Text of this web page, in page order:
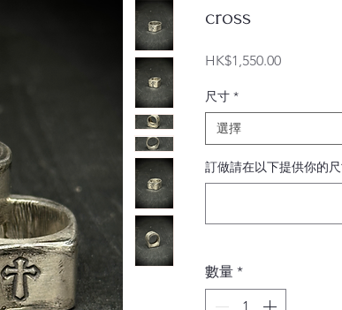
cross
HK$1,550.00價
尺寸 *
選擇
訂做請在以下提供你的
數量 *